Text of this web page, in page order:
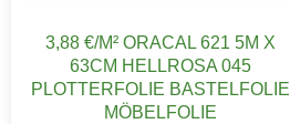
3,88 €/M² ORACAL 621 5M X
63CM HELLROSA 045
PLOTTERFOLIE BASTELFOLIE
MÖBELFOLIE